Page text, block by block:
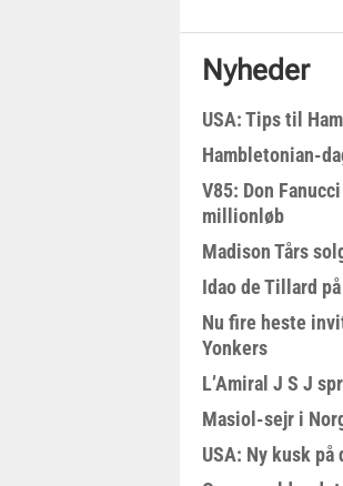
Nyheder
USA: Tips til
Hambletonian-
V85: Don
millionløb
Madison Tårs
Idao de Tillard
Nu fire heste
Yonkers
L’Amiral J S J
Masiol-sejr i
USA: Ny kusk på